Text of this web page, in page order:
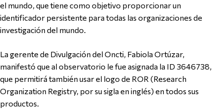
el mundo, que tiene como objetivo proporcionar un
identificador persistente para todas las organizaciones de
investigación del mundo.
La gerente de Divulgación del Oncti, Fabiola Ortúzar,
manifestó que al observatorio le fue asignada la ID 3646738,
que permitirá también usar el logo de ROR (Research
Organization Registry, por su sigla en inglés) en todos sus
productos.